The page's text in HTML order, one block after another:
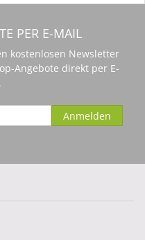
PER E-MAIL
kostenlosen Newsletter
Angebote direkt per E-